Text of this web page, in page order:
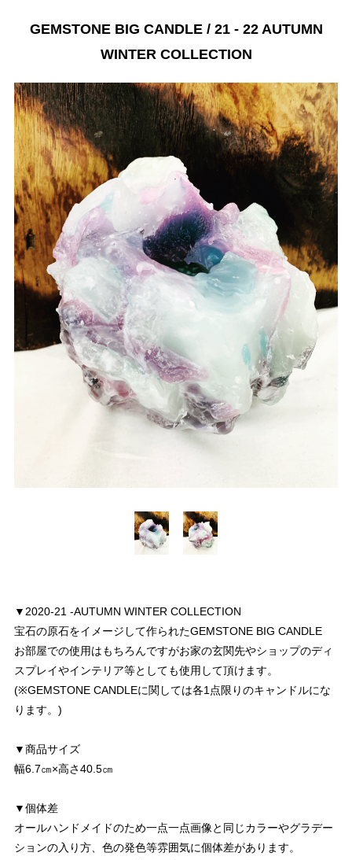
GEMSTONE BIG CANDLE / 21 - 22 AUTUMN
WINTER COLLECTION
▼2020-21 -AUTUMN WINTER COLLECTION
宝石の原石をイメージして作られたGEMSTONE BIG CANDLE
お部屋での使用はもちろんですがお家の玄関先やショップのディ
スプレイやインテリア等としても使用して頂けます。
(※GEMSTONE CANDLEに関しては各1点限りのキャンドルにな
ります。)
▼商品サイズ
幅6.7㎝×高さ40.5㎝
▼個体差
オールハンドメイドのため一点一点画像と同じカラーやグラデー
ションの入り方、色の発色等雰囲気に個体差があります。